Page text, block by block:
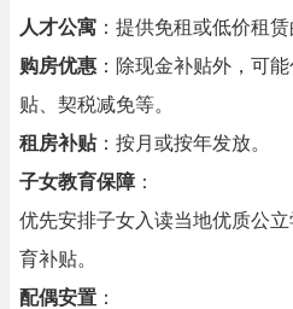
人才公寓 ：提供免租或低价租赁
购房优惠 ：除现金补贴外，可
贴、契税减免等。
租房补贴：按月或按年发放。
子女教育保障 ：
优先安排子女入读当地优质公
育补贴。
配偶安置 ：